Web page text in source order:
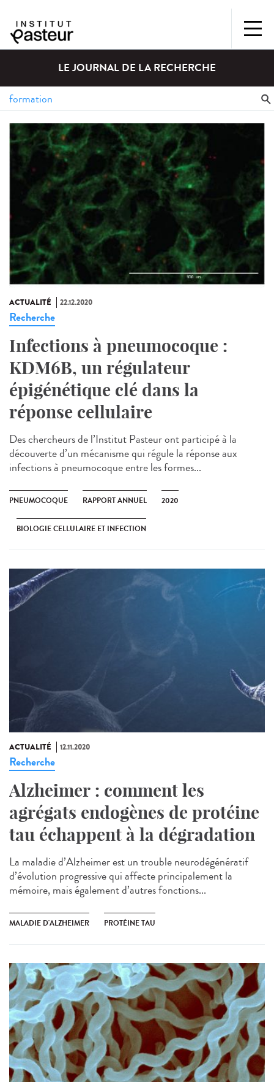
LE JOURNAL DE LA RECHERCHE
ACTUALITÉ 22.12.2020
Recherche
Infections à pneumocoque :
KDM6B, un régulateur
épigénétique clé dans la
réponse cellulaire
Des chercheurs de l’Institut Pasteur ont participé à la
découverte d’un mécanisme qui régule la réponse aux
infections à pneumocoque entre les formes...
PNEUMOCOQUE RAPPORT ANNUEL 2020
BIOLOGIE CELLULAIRE ET INFECTION
ACTUALITÉ 12.11.2020
Recherche
Alzheimer : comment les
agrégats endogènes de protéine
tau échappent à la dégradation
La maladie d’Alzheimer est un trouble neurodégénératif
d’évolution progressive qui affecte principalement la
mémoire, mais également d’autres fonctions...
MALADIE D'ALZHEIMER PROTÉINE TAU